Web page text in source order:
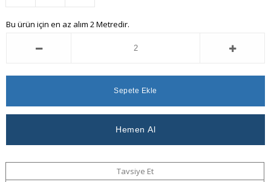
Sipariş Ekle Listeme
İndirimli Fiyat
Ver
Gelince
Bu ürün için en az alım 2 Metredir.
Tavsiye Et